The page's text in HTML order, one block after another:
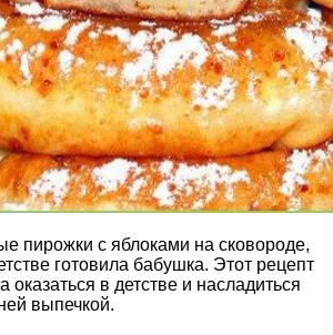
пирожки с яблоками на сковороде,
готовила бабушка. Этот рецепт
оказаться в детстве и насладиться
выпечкой.